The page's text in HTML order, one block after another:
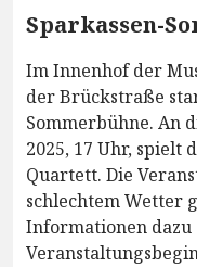
Sparkassen-
Im Innenhof der
der Brückstraße
Sommerbühne. An
2025, 17 Uhr, spielt
Quartett. Die
schlechtem Wetter
Informationen